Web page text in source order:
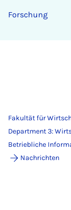
For­schung
Fakultät für
Department 3:
Betriebliche
Nachrichten